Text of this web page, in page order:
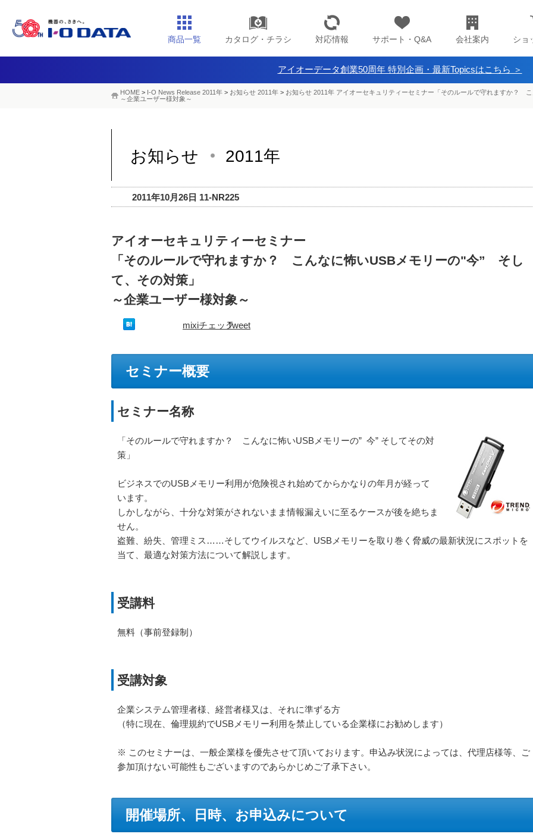
商品一覧 カタログ・チラシ 対応情報 サポート・Q&A 会社案内 ショ
アイオーデータ創業50周年 特別企画・最新Topicsはこちら ＞
HOME > I-O News Release 2011年 > お知らせ 2011年 > お知らせ 2011年 アイオーセキュリティーセミナー「そのルールで守れますか？
～企業ユーザー様対象～
お知らせ 2011年
2011年10月26日 11-NR225
アイオーセキュリティーセミナー
「そのルールで守れますか？ こんなに怖いUSBメモリーの"今” そし
て、その対策」
～企業ユーザー様対象～
mixiチェックTweet
セミナー概要
セミナー名称
「そのルールで守れますか？ こんなに怖いUSBメモリーの” 今” そしてその対
策」
ビジネスでのUSBメモリー利用が危険視され始めてからかなりの年月が経って
います。
しかしながら、十分な対策がされないまま情報漏えいに至るケースが後を絶ちま
せん。
盗難、紛失、管理ミス……そしてウイルスなど、USBメモリーを取り巻く脅威の最新状況にスポットを
当て、最適な対策方法について解説します。
受講料
無料（事前登録制）
受講対象
企業システム管理者様、経営者様又は、それに準ずる方
（特に現在、倫理規約でUSBメモリー利用を禁止している企業様にお勧めします）
※ このセミナーは、一般企業様を優先させて頂いております。申込み状況によっては、代理店様等、ご
参加頂けない可能性もございますのであらかじめご了承下さい。
開催場所、日時、お申込みについて